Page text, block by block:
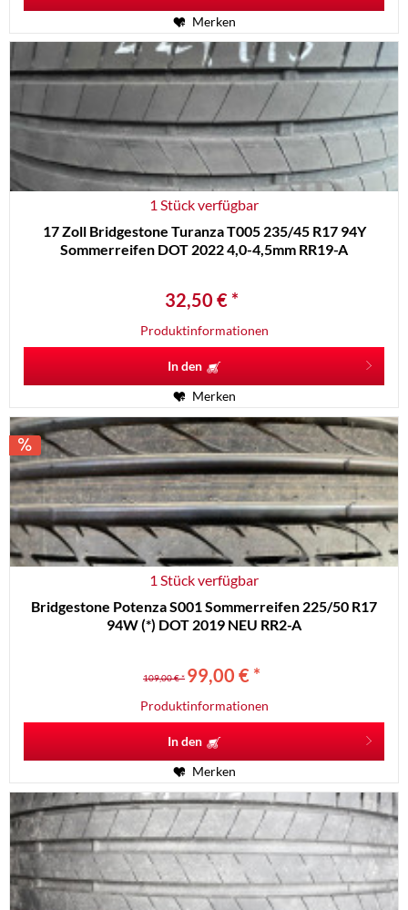
Merken
1 Stück verfügbar
17 Zoll Bridgestone Turanza T005 235/45 R17 94Y
Sommerreifen DOT 2022 4,0-4,5mm RR19-A
32,50 € *
Produktinformationen
In den
Merken
1 Stück verfügbar
Bridgestone Potenza S001 Sommerreifen 225/50 R17
94W (*) DOT 2019 NEU RR2-A
109,00 € * 99,00 € *
Produktinformationen
In den
Merken